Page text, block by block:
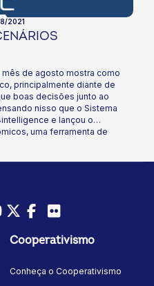
2021
de agosto mostra como
principalmente diante de
boas decisões junto ao
nisso que o Sistema
e lançou o
uma ferramenta de
Twitter/X
Facebook
Cooperativismo
Conheça o Cooperativismo